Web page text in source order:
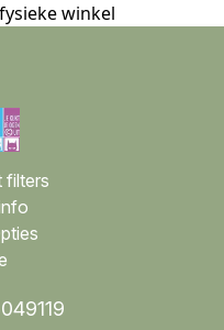
winkel
filters